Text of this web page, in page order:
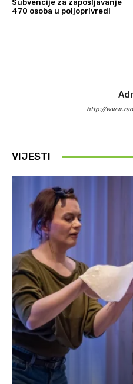
Subvencije za zapošljavanje
470 osoba u poljoprivredi
http://
VIJESTI